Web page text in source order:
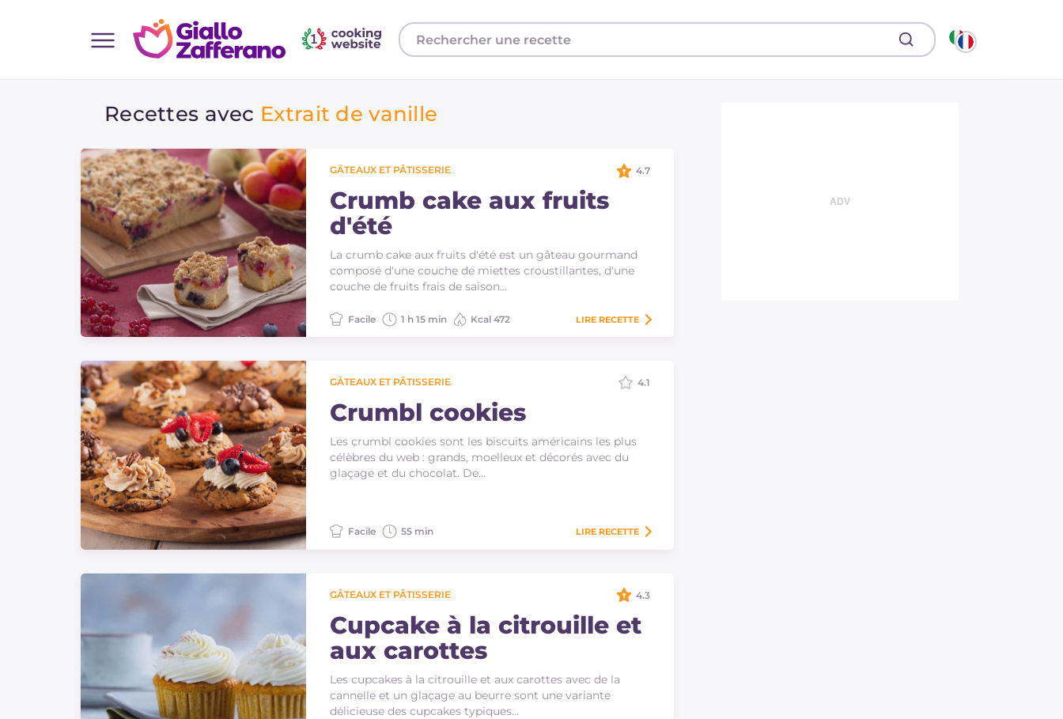
Toutes les recettes
Plats principaux
Boissons et rafraîchissements
Accompagnement
Pizzas et focaccia
Gateaux et patisserie
Dernieres recettes
IT Website
Instagram
YouTube
Recettes avec Extrait de vanille
GÂTEAUX ET PÂTISSERIE
Crumb cake aux fruits
d'été
La crumb cake aux fruits d'été est un gâteau gourmand
composé d'une couche de miettes croustillantes, d'une
couche de fruits frais de saison…
4.7
Facile 1 h 15 min Kcal 472 LIRE RECETTE
GÂTEAUX ET PÂTISSERIE
Crumbl cookies
Les crumbl cookies sont les biscuits américains les plus
célèbres du web : grands, moelleux et décorés avec du
glaçage et du chocolat. De…
4.1
Facile 55 min LIRE RECETTE
GÂTEAUX ET PÂTISSERIE
Cupcake à la citrouille et
aux carottes
Les cupcakes à la citrouille et aux carottes avec de la
cannelle et un glaçage au beurre sont une variante
délicieuse des cupcakes typiques…
4.3